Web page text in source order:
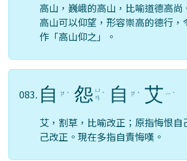
高山，巍峨的高山，比喻道德高尚
高山可以仰望，形容崇高的德行，
作「高山仰之」。
083. 自 ㄗ ˋ 怨 ㄩ
ㄢ ˋ 自 ㄗ ˋ 艾 ㄧ ˋ
艾，割草，比喻改正；原指悔恨自
己改正。現在多指自責悔嘆。